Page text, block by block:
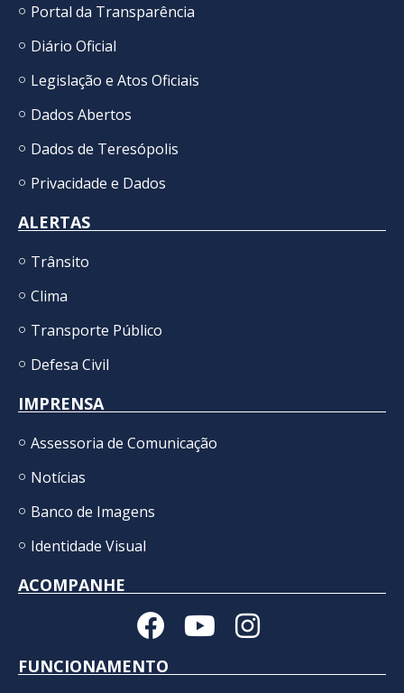
Portal da Transparência
Diário Oficial
Legislação e Atos Oficiais
Dados Abertos
Dados de Teresópolis
Privacidade e Dados
ALERTAS
Trânsito
Clima
Transporte Público
Defesa Civil
IMPRENSA
Assessoria de Comunicação
Notícias
Banco de Imagens
Identidade Visual
ACOMPANHE
FUNCIONAMENTO